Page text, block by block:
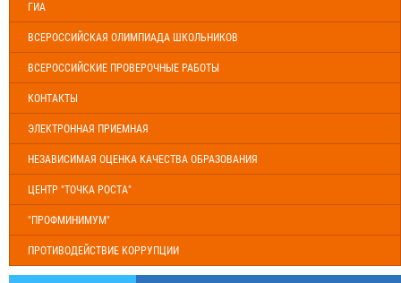
ГИА
ВСЕРОССИЙСКАЯ ОЛИМПИАДА ШКОЛЬНИКОВ
ВСЕРОССИЙСКИЕ ПРОВЕРОЧНЫЕ РАБОТЫ
КОНТАКТЫ
ЭЛЕКТРОННАЯ ПРИЕМНАЯ
НЕЗАВИСИМАЯ ОЦЕНКА КАЧЕСТВА ОБРАЗОВАНИЯ
ЦЕНТР "ТОЧКА РОСТА"
"ПРОФМИНИМУМ"
ПРОТИВОДЕЙСТВИЕ КОРРУПЦИИ